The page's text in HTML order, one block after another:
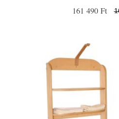
161 490 Ft